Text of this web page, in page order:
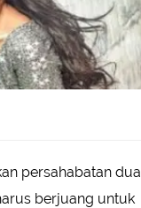
persahabatan dua
berjuang untuk